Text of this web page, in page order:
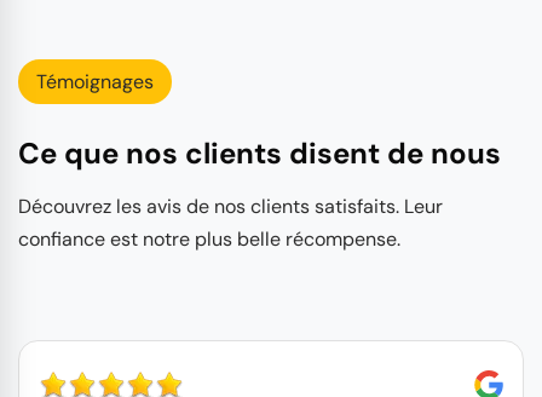
Témoignages
Ce que nos clients disent de nous
Découvrez les avis de nos clients satisfaits. Leur
confiance est notre plus belle récompense.